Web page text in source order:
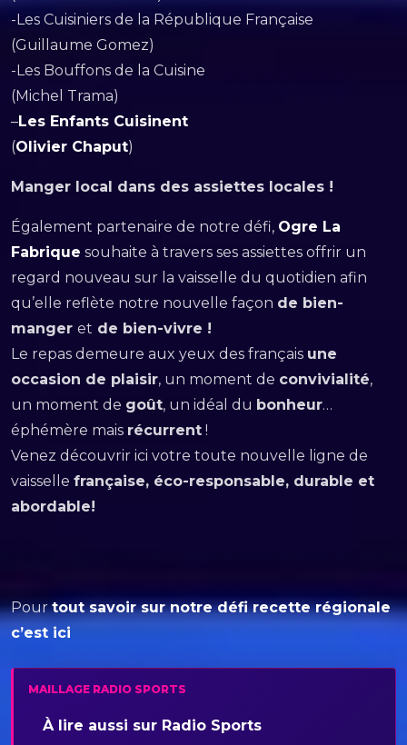
-Les Cuisiniers de la République Française
(Guillaume Gomez)
-Les Bouffons de la Cuisine
(Michel Trama)
–Les Enfants Cuisinent
(Olivier Chaput)
Manger local dans des assiettes locales !
Également partenaire de notre défi, Ogre La
Fabrique souhaite à travers ses assiettes offrir un
regard nouveau sur la vaisselle du quotidien afin
qu’elle reflète notre nouvelle façon de bien-
manger et de bien-vivre !
Le repas demeure aux yeux des français une
occasion de plaisir, un moment de convivialité,
un moment de goût, un idéal du bonheur…
éphémère mais récurrent !
Venez découvrir ici votre toute nouvelle ligne de
vaisselle française, éco-responsable, durable et
abordable!
Pourtout savoir sur notre défi recette régionale
c’est ici
MAILLAGE RADIO SPORTS
À lire aussi sur Radio Sports